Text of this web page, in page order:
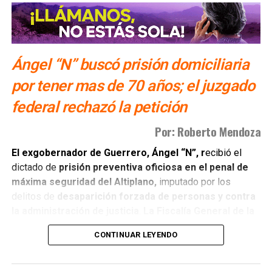
a los inspectores tras los incidentes registrados a
mediados de la semana. Mientras tanto, el aguacate
proveniente del estado de Jalisco se procesa y exporta
hacia territorio estadounidense con normalidad, ya que
dicha entidad no estuvo involucrada en la alerta que
provocó la pausa de las operaciones.
También lee: Ingresa ex gobernador de Guerrero al penal
Ángel “N” buscó prisión domiciliaria
por tener mas de 70 años; el juzgado
federal rechazó la petición
Por: Roberto Mendoza
El exgobernador de Guerrero, Ángel “N”, recibió el
dictado de prisión preventiva oficiosa en el penal de
máxima seguridad del Altiplano, imputado por los
delitos de
desaparición forzada de personas y contra
República (FGR)sustentó la acusación señalando la
instrucción directa para desaparecer los videos del
CONTINUAR LEYENDO